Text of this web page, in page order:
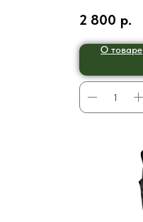
2 800 р.
О товаре